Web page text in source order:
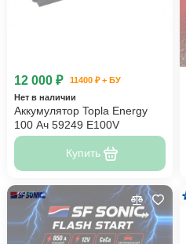
12 000 ₽
11400 ₽ + БУ
Нет в наличии
Аккумулятор Topla Energy
100 Ач 59249 E100V
Купить